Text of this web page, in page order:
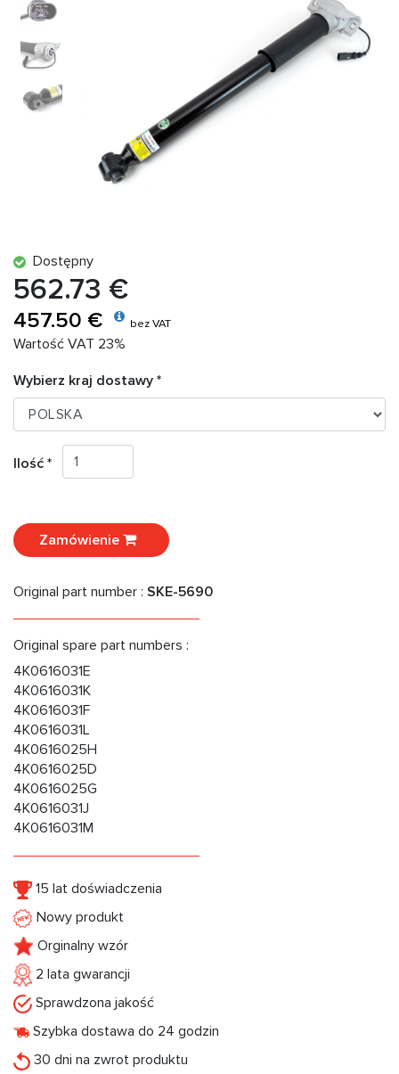
Dostępny
562.73 €
457.50 € bez VAT
Wartość VAT 23%
Wybierz kraj dostawy *
Ilość *
Zamówienie
Original part number : SKE-5690
Original spare part numbers :
4K0616031E
4K0616031K
4K0616031F
4K0616031L
4K0616025H
4K0616025D
4K0616025G
4K0616031J
4K0616031M
15 lat doświadczenia
Nowy produkt
Orginalny wzór
2 lata gwarancji
Sprawdzona jakość
Szybka dostawa do 24 godzin
30 dni na zwrot produktu